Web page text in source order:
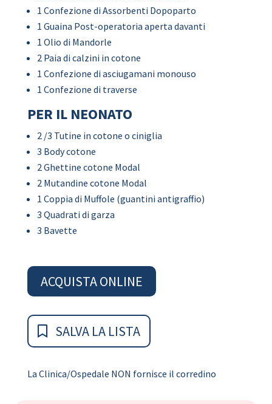
1 Confezione di Assorbenti Dopoparto
1 Guaina Post-operatoria aperta davanti
1 Olio di Mandorle
2 Paia di calzini in cotone
1 Confezione di asciugamani monouso
1 Confezione di traverse
PER IL NEONATO
2 /3 Tutine in cotone o ciniglia
3 Body cotone
2 Ghettine cotone Modal
2 Mutandine cotone Modal
1 Coppia di Muffole (guantini antigraffio)
3 Quadrati di garza
3 Bavette
ACQUISTA ONLINE
SALVA LA LISTA
La Clinica/Ospedale NON fornisce il corredino